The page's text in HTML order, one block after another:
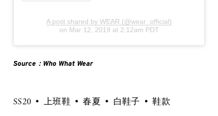
A post shared by WEAR (@wear_official)
on Mar 12, 2019 at 2:12am PDT
Source：Who What Wear
SS20 上班鞋 春夏 白鞋子 鞋款